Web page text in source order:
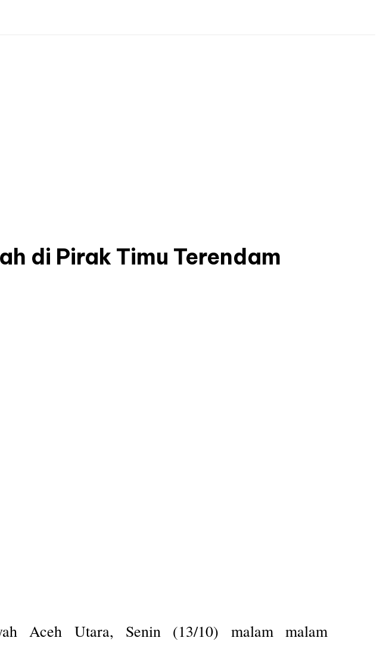
di Pirak Timu Terendam
Aceh Utara, Senin (13/10) malam malam